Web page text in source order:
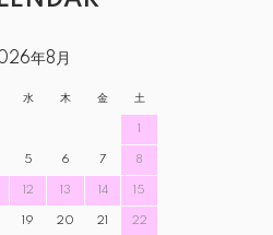
年8月
水 木 金 土
1
5 6 7 8
12 13 14 15
19 20 21 22